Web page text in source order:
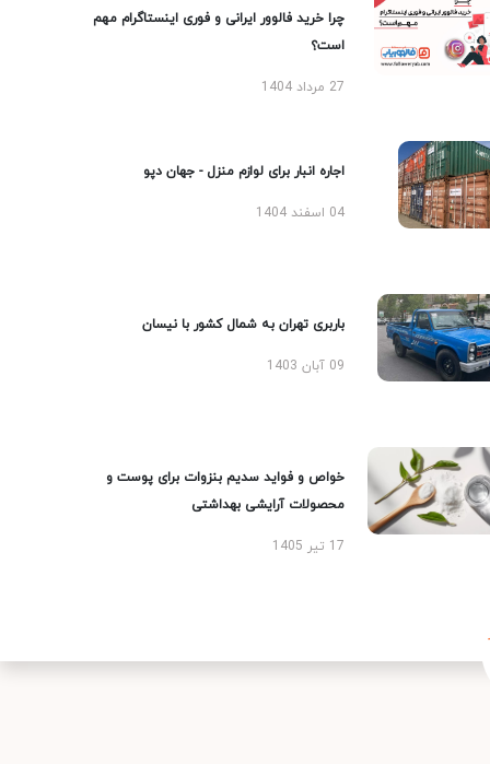
چرا خرید فالوور ایرانی و فوری اینستاگرام مهم
است؟
27 مرداد 1404
اجاره انبار برای لوازم منزل - جهان دپو
04 اسفند 1404
باربری تهران به شمال کشور با نیسان
09 آبان 1403
خواص و فواید سدیم بنزوات برای پوست و
محصولات آرایشی بهداشتی
17 تیر 1405